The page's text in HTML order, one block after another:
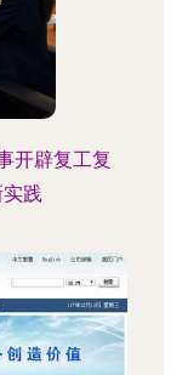
开辟复工复
实践